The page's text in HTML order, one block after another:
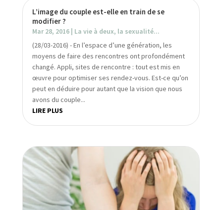
L’image du couple est-elle en train de se
modifier ?
Mar 28, 2016| La vie à deux, la sexualité...
(28/03-2016) - En l’espace d’une génération, les
moyens de faire des rencontres ont profondément
changé. Appli, sites de rencontre : tout est mis en
œuvre pour optimiser ses rendez-vous. Est-ce qu’on
peut en déduire pour autant que la vision que nous
avons du couple...
LIRE PLUS